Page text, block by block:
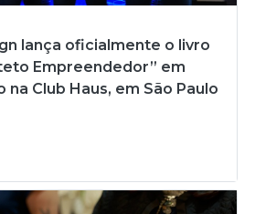
lança oficialmente o livro
Empreendedor” em
Club Haus, em São Paulo